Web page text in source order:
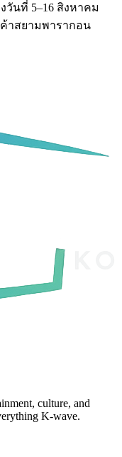
วันที่ 5–16 สิงหาคม
ค้าสยามพารากอน
culture, and
K-wave.